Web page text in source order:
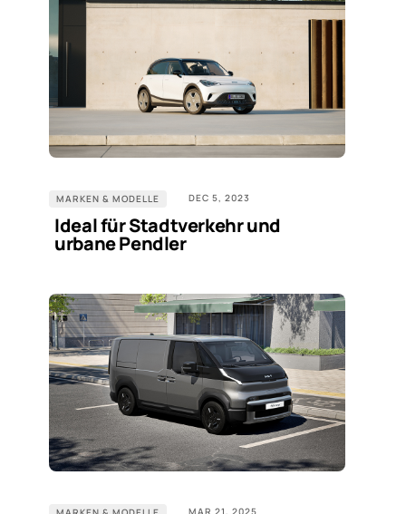
MARKEN & MODELLE DEC 5, 2023
Ideal für Stadtverkehr und
urbane Pendler